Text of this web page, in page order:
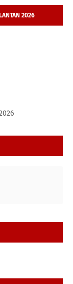
2026